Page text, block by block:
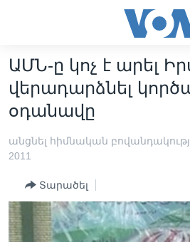
հիմնական
բովանդակությանը
անցնել
հիմնական
բովանդակությանը
հիմնական
ԳԼԽԱՎՈՐ ԷՋ
ԼՈՒՐԵՐ
ՏԵՍԱՆՅՈՒԹԵՐ
ՖԻԼՄԵՐ
IN ENGLISH
ՄԵՐ ՄԱՍԻՆ
ՄԵՐ ՄԱՍԻՆ
ՈՒԿՐԱԻՆԱԿԱՆ ՊԱՏԵՐԱԶՄ
ԱՄՆ-ը կոչ է արել
վերադարձնել
օդանավը
անցնել հիմնական
2011
Տարածել